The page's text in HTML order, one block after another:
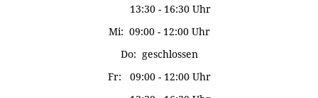
13:30 - 16:30 Uhr
Mi: 09:00 - 12:00 Uhr
Do: geschlossen
Fr: 09:00 - 12:00 Uhr